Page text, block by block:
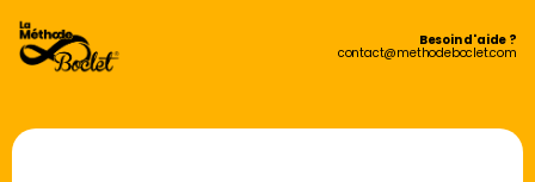
Besoin d'aide ?
contact@methodeboclet.com